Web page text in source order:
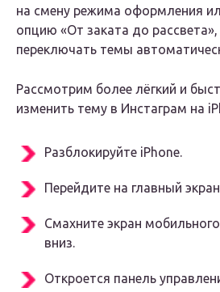
на смену режима оформления
опцию «От заката до
переключать темы
Рассмотрим более лёгкий и
изменить тему в Инстаграм на
Разблокируйте iPhone.
Перейдите на главный
Смахните экран
вниз.
Откроется панель